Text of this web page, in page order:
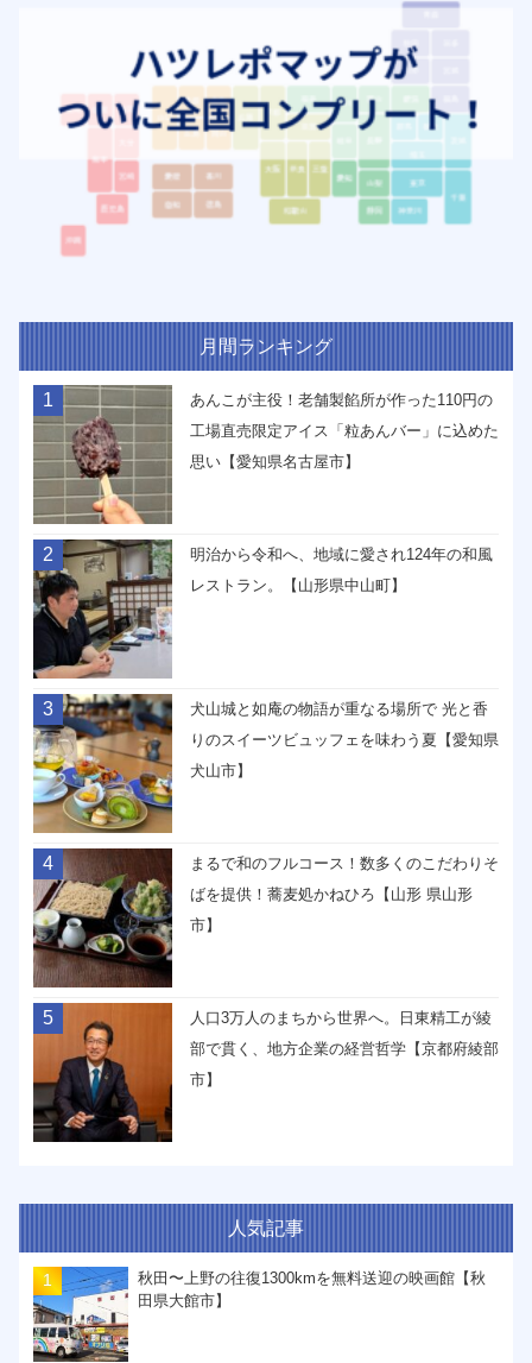
月間ランキング
1
あんこが主役！老舗製餡所が作った110円の
工場直売限定アイス「粒あんバー」に込めた
思い【愛知県名古屋市】
2
明治から令和へ、地域に愛され124年の和風
レストラン。【山形県中山町】
3
犬山城と如庵の物語が重なる場所で 光と香
りのスイーツビュッフェを味わう夏【愛知県
犬山市】
4
まるで和のフルコース！数多くのこだわりそ
ばを提供！蕎麦処かねひろ【山形 県山形
市】
5
人口3万人のまちから世界へ。日東精工が綾
部で貫く、地方企業の経営哲学【京都府綾部
市】
人気記事
秋田〜上野の往復1300kmを無料送迎の映画館【秋
田県大館市】